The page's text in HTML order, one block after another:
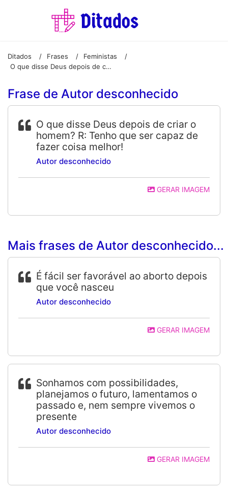
Ditados / Frases / Feministas
/
O que disse Deus depois de criar o homem? R: Tenho que ser capaz de fazer coisa melhor!
Frase de Autor desconhecido
O que disse Deus depois de criar o
homem? R: Tenho que ser capaz de
fazer coisa melhor!
Autor desconhecido
GERAR IMAGEM
Mais frases de Autor desconhecido...
É fácil ser favorável ao aborto depois
que você nasceu
Autor desconhecido
GERAR IMAGEM
Sonhamos com possibilidades,
planejamos o futuro, lamentamos o
passado e, nem sempre vivemos o
presente
Autor desconhecido
GERAR IMAGEM